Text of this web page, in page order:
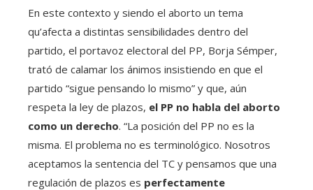
En este contexto y siendo el aborto un tema
qu’afecta a distintas sensibilidades dentro del
partido, el portavoz electoral del PP, Borja Sémper,
trató de calamar los ánimos insistiendo en que el
partido “sigue pensando lo mismo” y que, aún
respeta la ley de plazos, el PP no habla del aborto
como un derecho. “La posición del PP no es la
misma. El problema no es terminológico. Nosotros
aceptamos la sentencia del TC y pensamos que una
regulación de plazos es perfectamente